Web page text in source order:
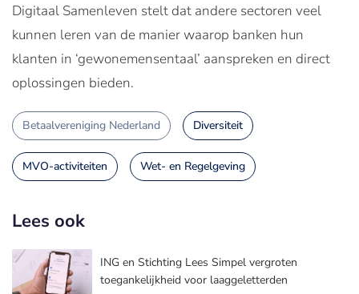
Digitaal Samenleven stelt dat andere sectoren veel
kunnen leren van de manier waarop banken hun
klanten in ‘gewonemensentaal’ aanspreken en direct
oplossingen bieden.
Betaalvereniging Nederland Diversiteit
MVO-activiteiten Wet- en Regelgeving
Lees ook
ING en Stichting Lees Simpel vergroten
toegankelijkheid voor laaggeletterden